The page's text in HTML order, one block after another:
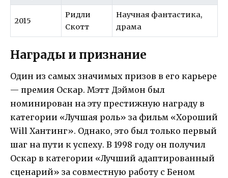
2015
Ридли
Скотт
Научная фантастика,
драма
Награды и признание
Один из самых значимых призов в его карьере
— премия Оскар. Мэтт Дэймон был
номинирован на эту престижную награду в
категории «Лучшая роль» за фильм «Хороший
Will Хантинг». Однако, это был только первый
шаг на пути к успеху. В 1998 году он получил
Оскар в категории «Лучший адаптированный
сценарий» за совместную работу с Беном